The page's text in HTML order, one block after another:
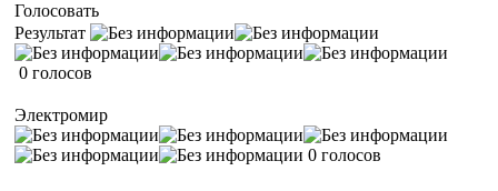
Голосовать
Результат
0 голосов
Электромир
0 голосов